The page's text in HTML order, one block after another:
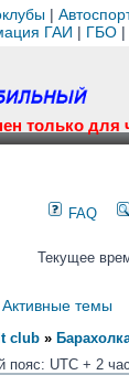
|
ГАИ | ГБО|
только для
FAQ
Текущее
Активные темы
club »
пояс: UTC + 2